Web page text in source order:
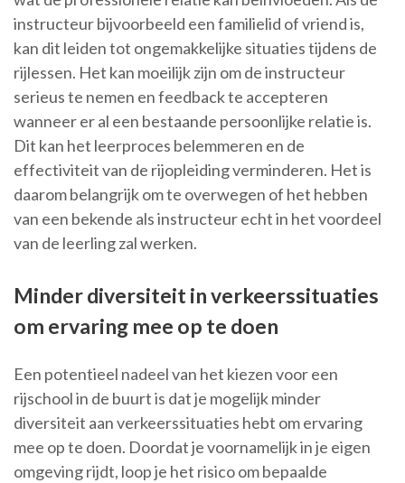
instructeur bijvoorbeeld een familielid of vriend is,
kan dit leiden tot ongemakkelijke situaties tijdens de
rijlessen. Het kan moeilijk zijn om de instructeur
serieus te nemen en feedback te accepteren
wanneer er al een bestaande persoonlijke relatie is.
Dit kan het leerproces belemmeren en de
effectiviteit van de rijopleiding verminderen. Het is
daarom belangrijk om te overwegen of het hebben
van een bekende als instructeur echt in het voordeel
van de leerling zal werken.
Minder diversiteit in verkeerssituaties
om ervaring mee op te doen
Een potentieel nadeel van het kiezen voor een
rijschool in de buurt is dat je mogelijk minder
diversiteit aan verkeerssituaties hebt om ervaring
mee op te doen. Doordat je voornamelijk in je eigen
omgeving rijdt, loop je het risico om bepaalde